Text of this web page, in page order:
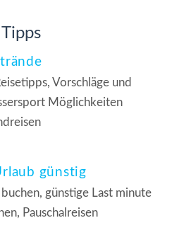
Vorschläge und
Möglichkeiten
günstig
günstige Last minute
Pauschalreisen